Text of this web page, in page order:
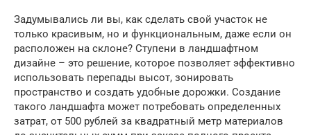
Задумывались ли вы, как сделать свой участок не
только красивым, но и функциональным, даже если он
расположен на склоне? Ступени в ландшафтном
дизайне – это решение, которое позволяет эффективно
использовать перепады высот, зонировать
пространство и создать удобные дорожки. Создание
такого ландшафта может потребовать определенных
затрат, от 500 рублей за квадратный метр материалов